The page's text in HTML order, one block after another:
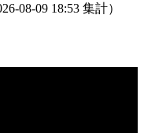
08-09 18:53 集計）